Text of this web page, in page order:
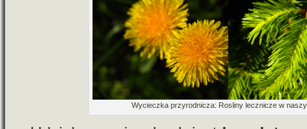
Wycieczka przy­rod­ni­cza: Rosliny lecz­ni­cze w